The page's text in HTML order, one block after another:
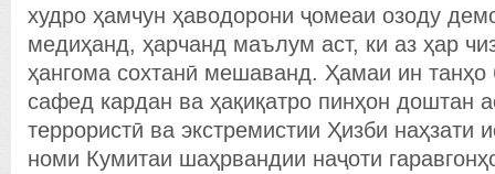
худро ҳамчун ҳаводорони ҷомеаи озоду
медиҳанд, ҳарчанд маълум аст, ки аз ҳар
ҳангома сохтанӣ мешаванд. Ҳамаи ин танҳо
сафед кардан ва ҳақиқатро пинҳон доштан
террористӣ ва экстремистии Ҳизби наҳзати
номи Кумитаи шаҳрвандии наҷоти